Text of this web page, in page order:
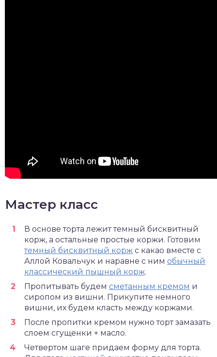
Мастер класс
В основе торта лежит темный бисквитный
корж, а остальные простые коржи. Готовим
темный бисквитный корж с какао вместе с
Аллой Ковальчук и наравне с ним обычный
классический пышный корж.
Пропитывать будем сметанным кремом и
сиропом из вишни. Прикупите немного
вишни, их будем класть между коржами.
После пропитки кремом нужно торт замазать
слоем сгущенки + масло.
Четвертом шаге придаем форму для торта.